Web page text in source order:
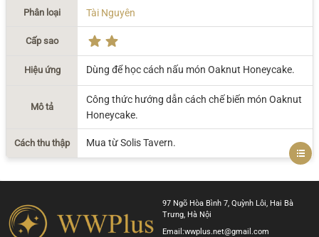
Phân loại Tài Nguyên
Cấp sao
Hiệu ứng Dùng để học cách nấu món Oaknut Honeycake.
Mô tả
Công thức hướng dẫn cách chế biến món Oaknut
Honeycake.
Cách thu thập Mua từ Solis Tavern.
97 Ngõ Hòa Bình 7, Quỳnh Lôi, Hai Bà
Trưng, Hà Nội
Email:wwplus.net@gmail.com